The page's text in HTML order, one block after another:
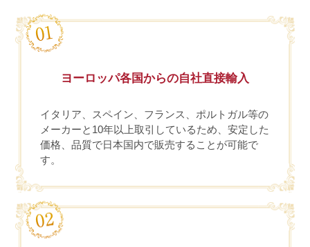
ヨーロッパ各国からの自社直接輸入
イタリア、スペイン、フランス、ポルトガル等の
メーカーと10年以上取引しているため、安定した
価格、品質で日本国内で販売することが可能で
す。